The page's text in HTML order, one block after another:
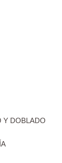
Y DOBLADO